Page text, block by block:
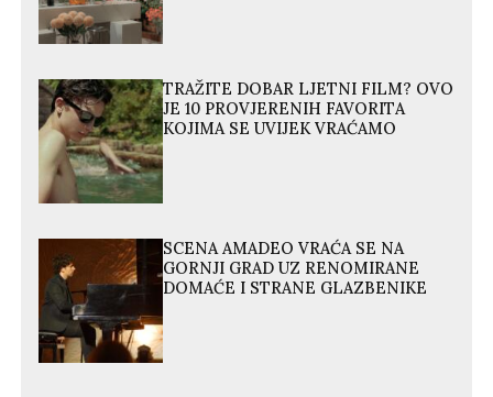
TRAŽITE DOBAR LJETNI FILM? OVO
JE 10 PROVJERENIH FAVORITA
KOJIMA SE UVIJEK VRAĆAMO
SCENA AMADEO VRAĆA SE NA
GORNJI GRAD UZ RENOMIRANE
DOMAĆE I STRANE GLAZBENIKE